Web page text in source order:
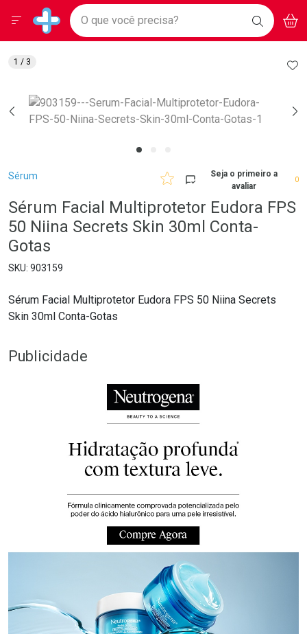
Drogarias Pacheco
Baixe nosso APP e aproveite Ofertas Exclusivas!
BAIXE
O APP
Ir direto para a home
pela página
Ir direto para o conteúdo
Ir direto para a busca
Ir direto para a conta
Ir direto para a notificações
Ir direto para o carrinho
Ir direto para o menu
Faça a sua busca
O que você precisa? BUSCAR
Menu
Breadcrumb
Sérum
Seja o primeiro a
avaliar
0
Sérum Facial Multiprotetor Eudora FPS
50 Niina Secrets Skin 30ml Conta-
Gotas
903159
Sérum Facial Multiprotetor Eudora FPS 50 Niina Secrets
Skin 30ml Conta-Gotas
1 / 3
Publicidade